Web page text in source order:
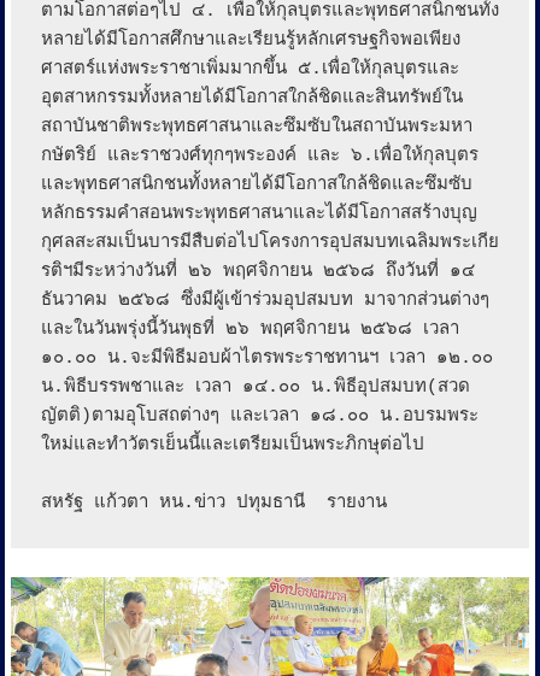
ตามโอกาสต่อๆไป ๔. เพื่อให้กุลบุตรและพุทธศาสนิกชนทั้ง
หลายได้มีโอกาสศึกษาและเรียนรู้หลักเศรษฐกิจพอเพียง
ศาสตร์แห่งพระราชาเพิ่มมากขึ้น ๕.เพื่อให้กุลบุตรและ
อุตสาหกรรมทั้งหลายได้มีโอกาสใกล้ชิดและสินทรัพย์ใน
สถาบันชาติพระพุทธศาสนาและซึมซับในสถาบันพระมหา
กษัตริย์ และราชวงศ์ทุกๆพระองค์ และ ๖.เพื่อให้กุลบุตร
และพุทธศาสนิกชนทั้งหลายได้มีโอกาสใกล้ชิดและซึมซับ
หลักธรรมคำสอนพระพุทธศาสนาและได้มีโอกาสสร้างบุญ
กุศลสะสมเป็นบารมีสืบต่อไปโครงการอุปสมบทเฉลิมพระเกีย
รติฯมีระหว่างวันที่ ๒๖ พฤศจิกายน ๒๕๖๘ ถึงวันที่ ๑๔
ธันวาคม ๒๕๖๘ ซึ่งมีผู้เข้าร่วมอุปสมบท มาจากส่วนต่างๆ
และในวันพรุ่งนี้วันพุธที่ ๒๖ พฤศจิกายน ๒๕๖๘ เวลา
๑๐.๐๐ น.จะมีพิธีมอบผ้าไตรพระราชทานฯ เวลา ๑๒.๐๐
น.พิธีบรรพชาและ เวลา ๑๔.๐๐ น.พิธีอุปสมบท(สวด
ญัตติ)ตามอุโบสถต่างๆ และเวลา ๑๘.๐๐ น.อบรมพระ
ใหม่และทำวัตรเย็นนี้และเตรียมเป็นพระภิกษุต่อไป
สหรัฐ แก้วตา หน.ข่าว ปทุมธานี  รายงาน